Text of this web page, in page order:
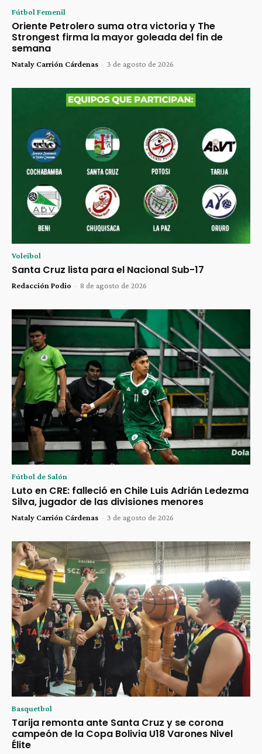
Fútbol Femenil
Oriente Petrolero suma otra victoria y The
Strongest firma la mayor goleada del fin de
semana
Nataly Carrión Cárdenas - 3 de agosto de 2026
Voleibol
Santa Cruz lista para el Nacional Sub-17
Redacción Podio - 8 de agosto de 2026
Fútbol de Salón
Luto en CRE: falleció en Chile Luis Adrián Ledezma
Silva, jugador de las divisiones menores
Nataly Carrión Cárdenas - 3 de agosto de 2026
Basquetbol
Tarija remonta ante Santa Cruz y se corona
campeón de la Copa Bolivia U18 Varones Nivel
Élite